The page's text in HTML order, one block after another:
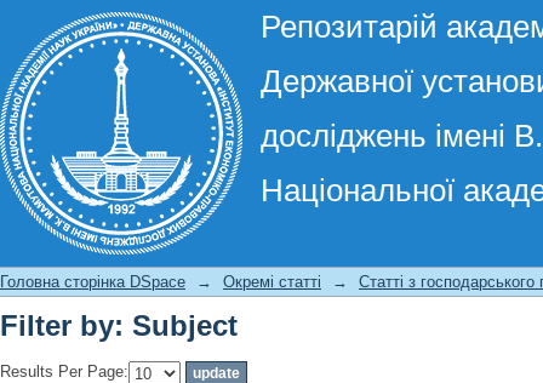
Репозитарій
Державної
досліджень імені
Національної
Filter by: Subject
Головна сторінка DSpace → Окремі статті → Статті з господарського
Filter by: Subject
Results Per Page: